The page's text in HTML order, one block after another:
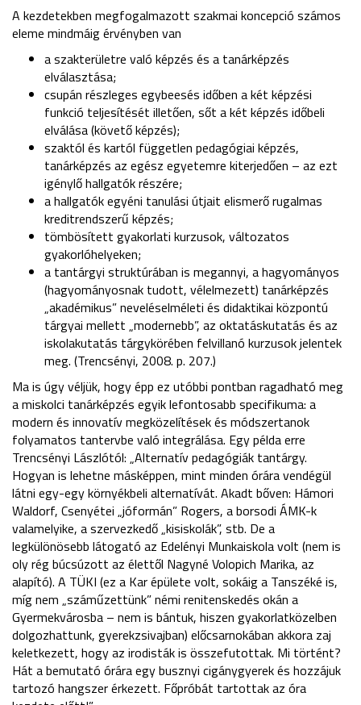
A kezdetekben megfogalmazott szakmai koncepció számos
eleme mindmáig érvényben van
a szakterületre való képzés és a tanárképzés
elválasztása;
csupán részleges egybeesés időben a két képzési
funkció teljesítését illetően, sőt a két képzés időbeli
elválása (követő képzés);
szaktól és kartól független pedagógiai képzés,
tanárképzés az egész egyetemre kiterjedően – az ezt
igénylő hallgatók részére;
a hallgatók egyéni tanulási útjait elismerő rugalmas
kreditrendszerű képzés;
tömbösített gyakorlati kurzusok, változatos
gyakorlóhelyeken;
a tantárgyi struktúrában is megannyi, a hagyományos
(hagyományosnak tudott, vélelmezett) tanárképzés
„akadémikus” neveléselméleti és didaktikai központú
tárgyai mellett „modernebb”, az oktatáskutatás és az
iskolakutatás tárgykörében felvillanó kurzusok jelentek
meg. (Trencsényi, 2008. p. 207.)
Ma is úgy véljük, hogy épp ez utóbbi pontban ragadható meg
a miskolci tanárképzés egyik lefontosabb specifikuma: a
modern és innovatív megközelítések és módszertanok
folyamatos tantervbe való integrálása. Egy példa erre
Trencsényi Lászlótól: „Alternatív pedagógiák tantárgy.
Hogyan is lehetne másképpen, mint minden órára vendégül
látni egy-egy környékbeli alternatívát. Akadt bőven: Hámori
Waldorf, Csenyétei „jóformán” Rogers, a borsodi ÁMK-k
valamelyike, a szervezkedő „kisiskolák”, stb. De a
legkülönösebb látogató az Edelényi Munkaiskola volt (nem is
oly rég búcsúzott az élettől Nagyné Volopich Marika, az
alapító). A TÜKI (ez a Kar épülete volt, sokáig a Tanszéké is,
míg nem „száműzettünk” némi renitenskedés okán a
Gyermekvárosba – nem is bántuk, hiszen gyakorlatközelben
dolgozhattunk, gyerekzsivajban) előcsarnokában akkora zaj
keletkezett, hogy az irodisták is összefutottak. Mi történt?
Hát a bemutató órára egy busznyi cigánygyerek és hozzájuk
tartozó hangszer érkezett. Főpróbát tartottak az óra